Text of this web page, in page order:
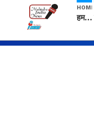
HOME
हम सनातनी..." सांसद kangana Ranaut से क्या बोली लड़की? Viral Jantar-Mantar | CJP protest